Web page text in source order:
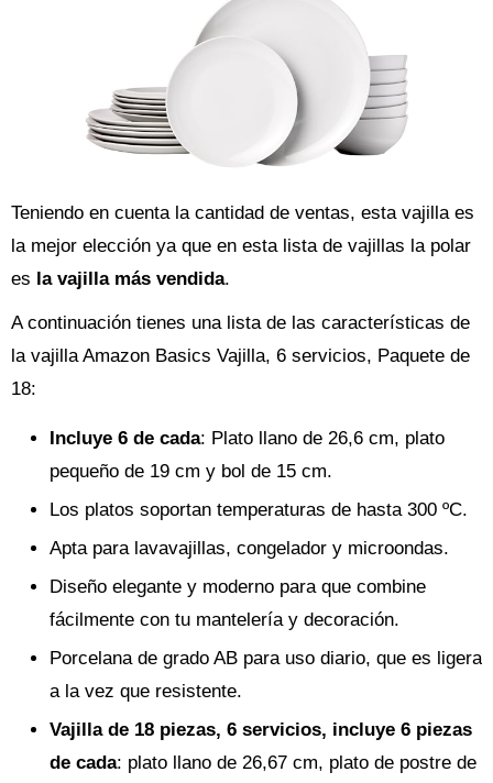
Teniendo en cuenta la cantidad de ventas, esta vajilla es
la mejor elección ya que en esta lista de vajillas la polar
es la vajilla más vendida.
A continuación tienes una lista de las características de
la vajilla Amazon Basics Vajilla, 6 servicios, Paquete de
18:
Incluye 6 de cada: Plato llano de 26,6 cm, plato
pequeño de 19 cm y bol de 15 cm.
Los platos soportan temperaturas de hasta 300 ºC.
Apta para lavavajillas, congelador y microondas.
Diseño elegante y moderno para que combine
fácilmente con tu mantelería y decoración.
Porcelana de grado AB para uso diario, que es ligera
a la vez que resistente.
Vajilla de 18 piezas, 6 servicios, incluye 6 piezas
de cada: plato llano de 26,67 cm, plato de postre de